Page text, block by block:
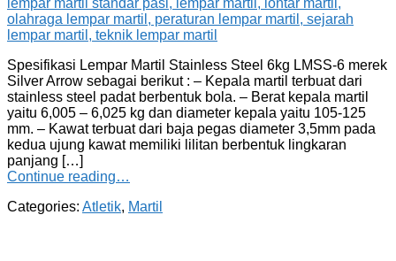
Spesifikasi Lempar Martil Stainless Steel 6kg LMSS-6 merek
Silver Arrow sebagai berikut : – Kepala martil terbuat dari
stainless steel padat berbentuk bola. – Berat kepala martil
yaitu 6,005 – 6,025 kg dan diameter kepala yaitu 105-125
mm. – Kawat terbuat dari baja pegas diameter 3,5mm pada
kedua ujung kawat memiliki lilitan berbentuk lingkaran
panjang […]
Continue reading…
Categories: Atletik, Martil